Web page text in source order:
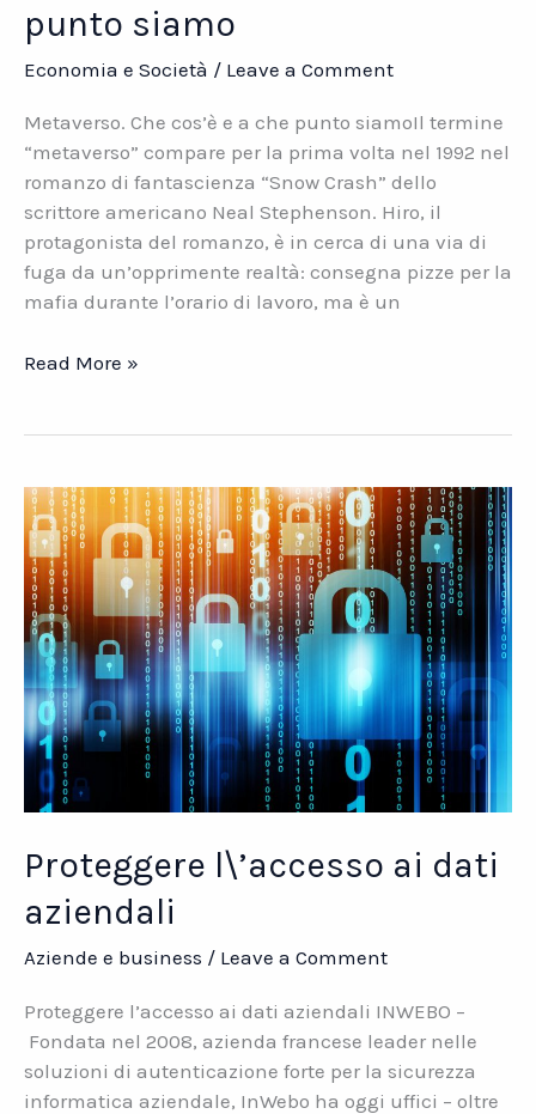
punto siamo
Economia e Società / Leave a Comment
Metaverso. Che cos’è e a che punto siamoIl termine
“metaverso” compare per la prima volta nel 1992 nel
romanzo di fantascienza “Snow Crash” dello
scrittore americano Neal Stephenson. Hiro, il
protagonista del romanzo, è in cerca di una via di
fuga da un’opprimente realtà: consegna pizze per la
mafia durante l’orario di lavoro, ma è un
Metaverso.
che
punto
siamo
Read More »
Proteggere l\’accesso ai dati
aziendali
Aziende e business / Leave a Comment
Proteggere l’accesso ai dati aziendali INWEBO –
Fondata nel 2008, azienda francese leader nelle
soluzioni di autenticazione forte per la sicurezza
informatica aziendale, InWebo ha oggi uffici – oltre